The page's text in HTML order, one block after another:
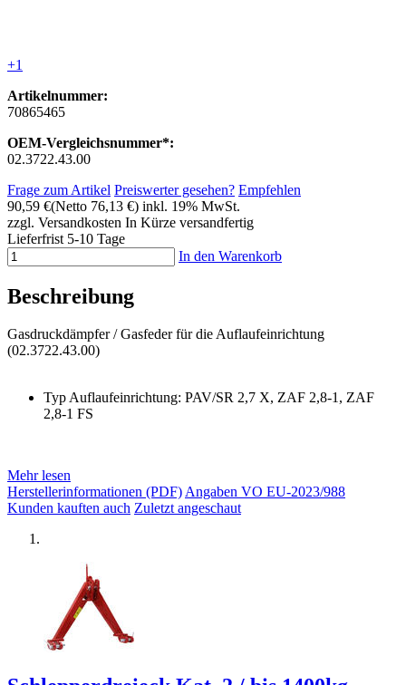
+1
Artikelnummer:
70865465
OEM-Vergleichsnummer*:
02.3722.43.00
Frage zum Artikel Preiswerter gesehen? Empfehlen
90,59 €(Netto 76,13 €) inkl. 19% MwSt.
zzgl. Versandkosten In Kürze versandfertig
Lieferfrist 5-10 Tage
In den Warenkorb
Beschreibung
Gasdruckdämpfer / Gasfeder für die Auflaufeinrichtung
(02.3722.43.00)
Typ Auflaufeinrichtung: PAV/SR 2,7 X, ZAF 2,8-1, ZAF
2,8-1 FS
Mehr lesen
Herstellerinformationen (PDF)Angaben VO EU-2023/988
Kunden kauften auch Zuletzt angeschaut